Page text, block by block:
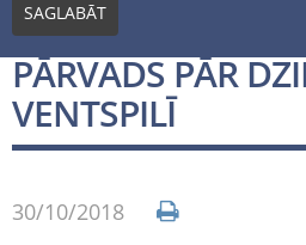
SAGLABĀT
ATJAUNOTS
PĀRVADS PĀR
VENTSPILĪ
30/10/2018